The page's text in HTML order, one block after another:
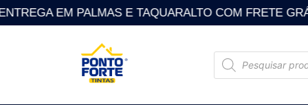
EM PALMAS E TAQUARALTO COM FRETE